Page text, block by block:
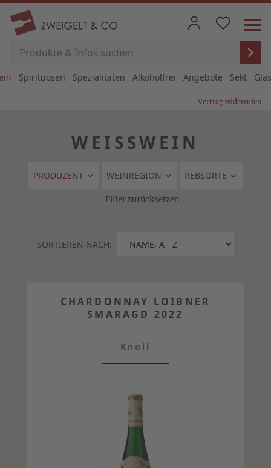
Spirituosen Spezialitäten Alkoholfrei Angebote Sekt
Vertrag widerrufen
WEISSWEIN
PRODUZENT WEINREGION REBSORTE
Filter zurücksetzen
SORTIEREN NACH:
CHARDONNAY LOIBNER
SMARAGD 2022
Knoll